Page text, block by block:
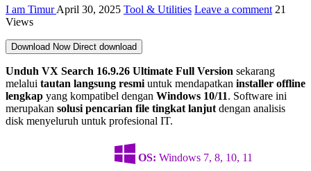
I am TimurApril 30, 2025 Tool & Utilities Leave a comment 21
Views
Download Now Direct download
Unduh VX Search 16.9.26 Ultimate Full Version sekarang
melalui tautan langsung resmi untuk mendapatkan installer offline
lengkap yang kompatibel dengan Windows 10/11. Software ini
merupakan solusi pencarian file tingkat lanjut dengan analisis
disk menyeluruh untuk profesional IT.
OS: Windows 7, 8, 10, 11